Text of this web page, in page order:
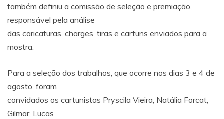
também definiu a comissão de seleção e premiação,
responsável pela análise
das caricaturas, charges, tiras e cartuns enviados para a
mostra.
Para a seleção dos trabalhos, que ocorre nos dias 3 e 4 de
agosto, foram
convidados os cartunistas Pryscila Vieira, Natália Forcat,
Gilmar, Lucas